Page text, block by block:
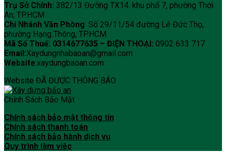
Trụ Sở Chính: 382/13 Đường TX14. khu phố 7, phường Thới
An, TP.HCM
Chi Nhánh Văn Phòng: Số 29/11/54 đường Lê Đức Thọ,
phường Hạng Thông, TP.HCM
Mã Số Thuế: 0314677635 – ĐIỆN THOẠI: 0902 633 717
Email:Xaydungnhabaoan@gmail.com
Website:xaydungbaoan.com
Website ĐÃ ĐƯỢC THÔNG BÁO
Chính Sách Bảo Mật
Chính sách bảo mật thông tin
Chính sách thanh toán
Chính sách bảo hành dịch vụ
Quy trình làm việc